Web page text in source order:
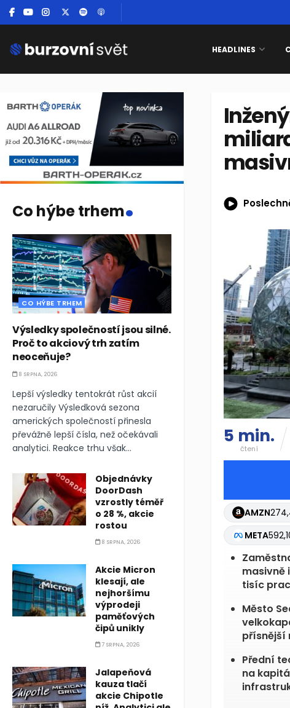
HEADLINES
5 min.
čtení
AMZN
META
masivně
tisíc
Město
přísnější
Přední
na
Co hýbe trhem.
CO HÝBE TRHEM
Výsledky společností jsou silné.
Proč to akciový trh zatím
neoceňuje?
8 SRPNA, 2026
Lepší výsledky tentokrát růst akcií
nezaručily Výsledková sezona
amerických společností přinesla
převážně lepší čísla, než očekávali
analytici. Reakce trhu však...
Objednávky
DoorDash
vzrostly téměř
o 28 %, akcie
rostou
8 SRPNA, 2026
Akcie Micron
klesají, ale
nejhoršímu
výprodeji
paměťových
čipů unikly
7 SRPNA, 2026
Jalapeňová
kauza tlačí
akcie Chipotle